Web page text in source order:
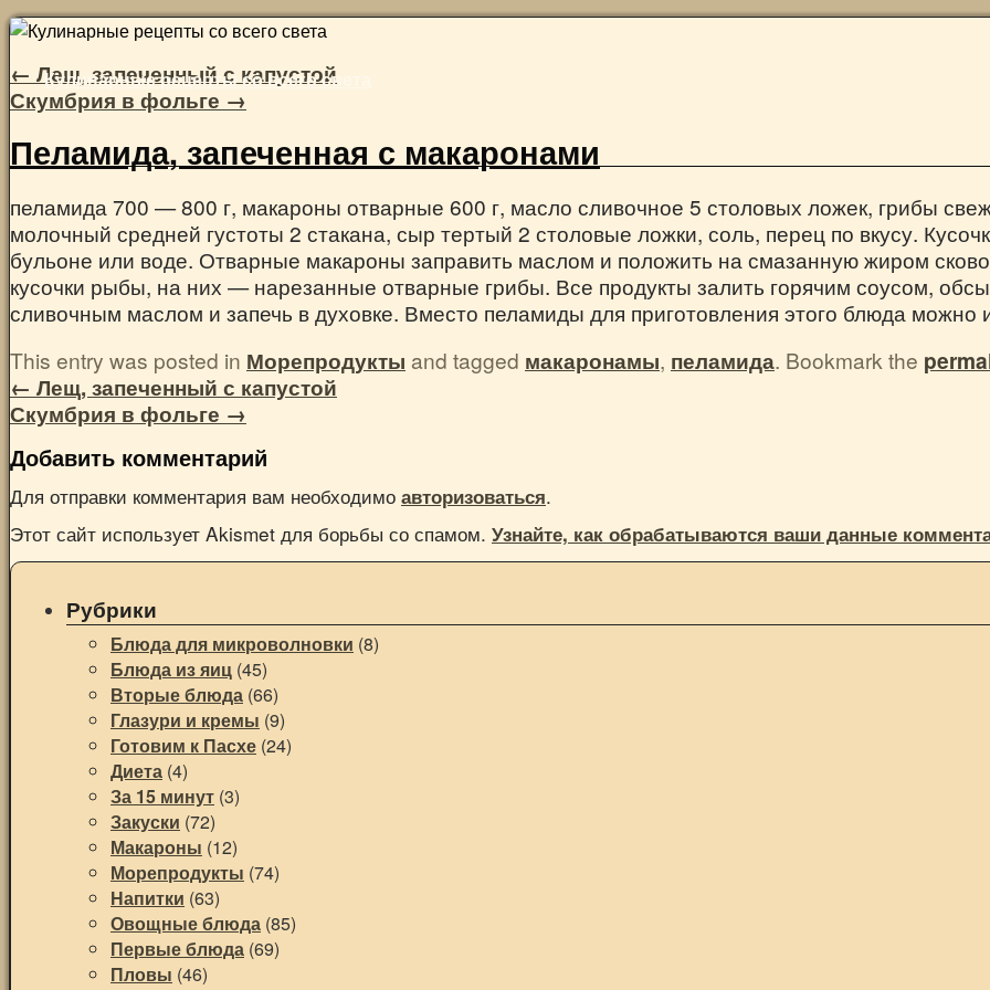
Кулинарные рецепты со всего света
Skip
content
← Лещ, запеченный с капустой
Скумбрия в фольге →
Пеламида, запеченная с макаронами
пеламида 700 — 800 г, макароны отварные 600 г, масло сливочное 5 столовых ложек, грибы
молочный средней густоты 2 стакана, сыр тертый 2 столовые ложки, соль, перец по вкусу.
бульоне или воде. Отварные макароны заправить маслом и положить на смазанную жиром
кусочки рыбы, на них — нарезанные отварные грибы. Все продукты залить горячим соусом,
сливочным маслом и запечь в духовке. Вместо пеламиды для приготовления этого блюда можно
This entry was posted in Морепродукты and tagged макаронамы, пеламида. Bookmark the
← Лещ, запеченный с капустой
Скумбрия в фольге →
Добавить комментарий
Для отправки комментария вам необходимо авторизоваться.
Этот сайт использует Akismet для борьбы со спамом. Узнайте, как обрабатываются ваши данные
Рубрики
Блюда для микроволновки (8)
Блюда из яиц (45)
Вторые блюда (66)
Глазури и кремы (9)
Готовим к Пасхе (24)
Диета (4)
За 15 минут (3)
Закуски (72)
Макароны (12)
Морепродукты (74)
Напитки (63)
Овощные блюда (85)
Первые блюда (69)
Пловы (46)